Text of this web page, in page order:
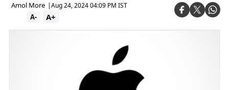
Amol More |Aug 24, 2024 04:09 PM IST
A+
A-